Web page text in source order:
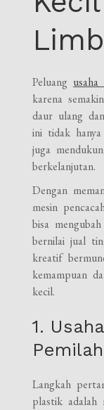
Peluang
karena
daur ulang
ini tidak
juga
berkelanjutan.
Dengan
mesin
bisa
bernilai jual
kreatif
kemampuan
kecil.
1.
Langkah
plastik adalah